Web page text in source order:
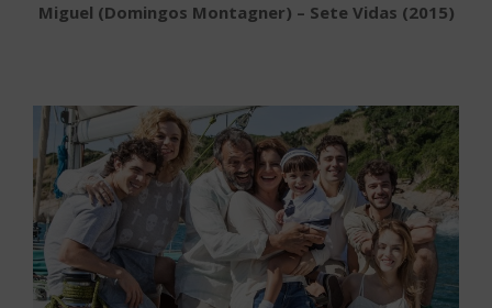
Miguel (Domingos Montagner) – Sete Vidas (2015)